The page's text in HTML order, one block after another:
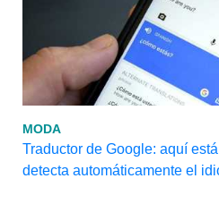
MODA
Traductor de Google: aquí
detecta automáticamente el